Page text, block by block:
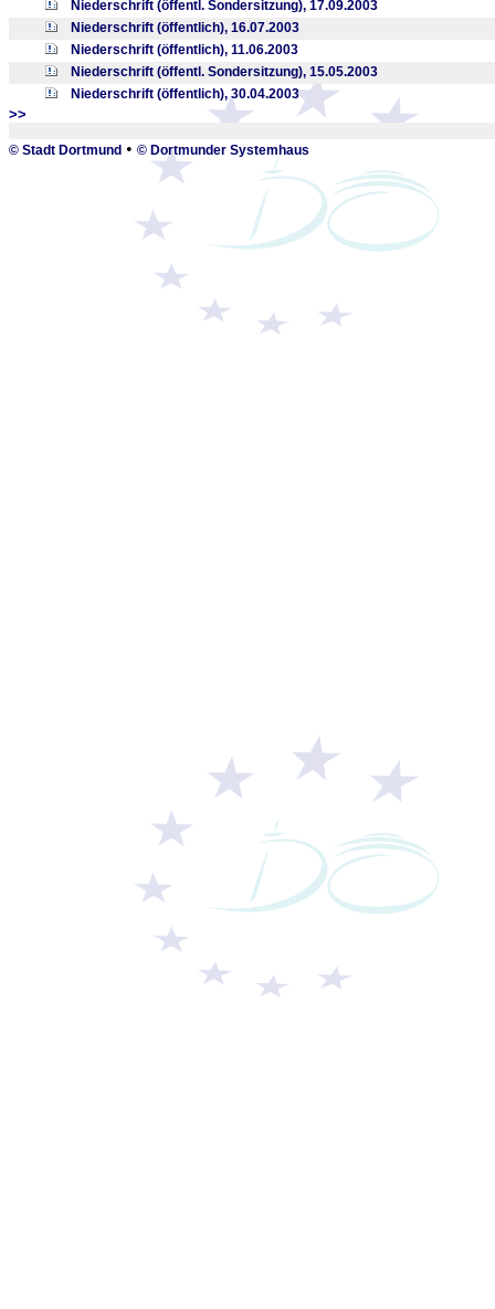
Niederschrift (öffentl. Sondersitzung), 17.09.2003
Niederschrift (öffentlich), 16.07.2003
Niederschrift (öffentlich), 11.06.2003
Niederschrift (öffentl. Sondersitzung), 15.05.2003
Niederschrift (öffentlich), 30.04.2003
>>
© Stadt Dortmund • © Dortmunder Systemhaus